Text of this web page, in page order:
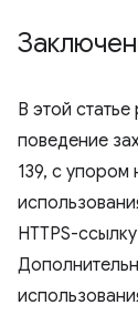
В этой
поведение
139, с
HTTPS-